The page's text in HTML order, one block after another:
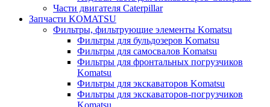
Части двигателя Caterpillar
Запчасти KOMATSU
Фильтры, фильтрующие элементы Komatsu
Фильтры для бульдозеров Komatsu
Фильтры для самосвалов Komatsu
Фильтры для фронтальных погрузчиков
Komatsu
Фильтры для экскаваторов Komatsu
Фильтры для экскаваторов-погрузчиков
Komatsu